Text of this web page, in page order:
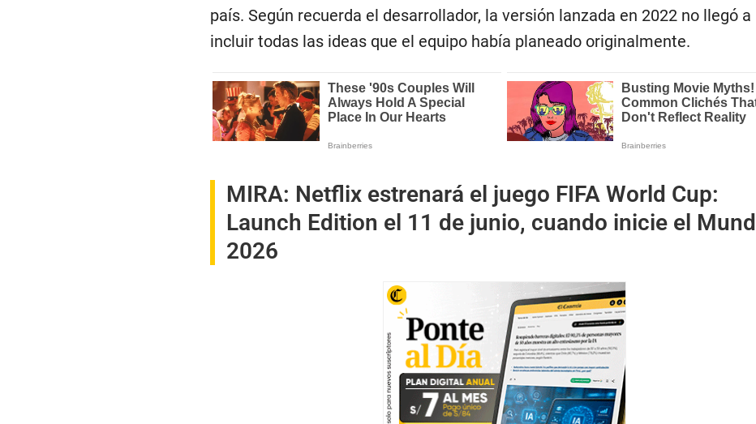
país. Según recuerda el desarrollador, la versión lanzada en 2022 no llegó a
incluir todas las ideas que el equipo había planeado originalmente.
MIRA: Netflix estrenará el juego FIFA World Cup:
Launch Edition el 11 de junio, cuando inicie el
2026